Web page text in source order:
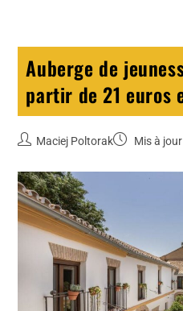
Auberge de
partir de 21 euros
Maciej Poltorak Mis à